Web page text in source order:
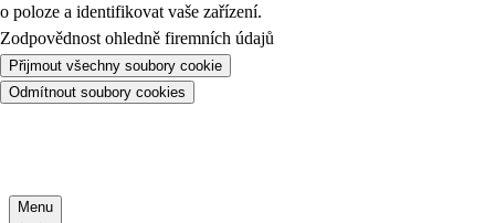
o poloze a identifikovat vaše zařízení.
Zodpovědnost ohledně firemních údajů
Přijmout všechny soubory cookie
Odmítnout soubory cookies
Menu